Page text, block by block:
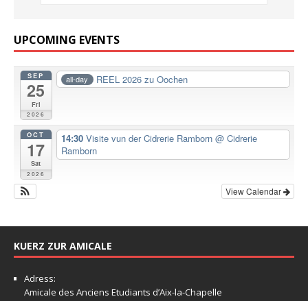
UPCOMING EVENTS
SEP
25
Fri
2026
all-day REEL 2026 zu Oochen
OCT
17
Sat
2026
14:30 Visite vun der Cidrerie Ramborn @ Cidrerie
Ramborn
View Calendar
KUERZ ZUR AMICALE
Adress:
Amicale des Anciens Etudiants d’Aix-la-Chapelle